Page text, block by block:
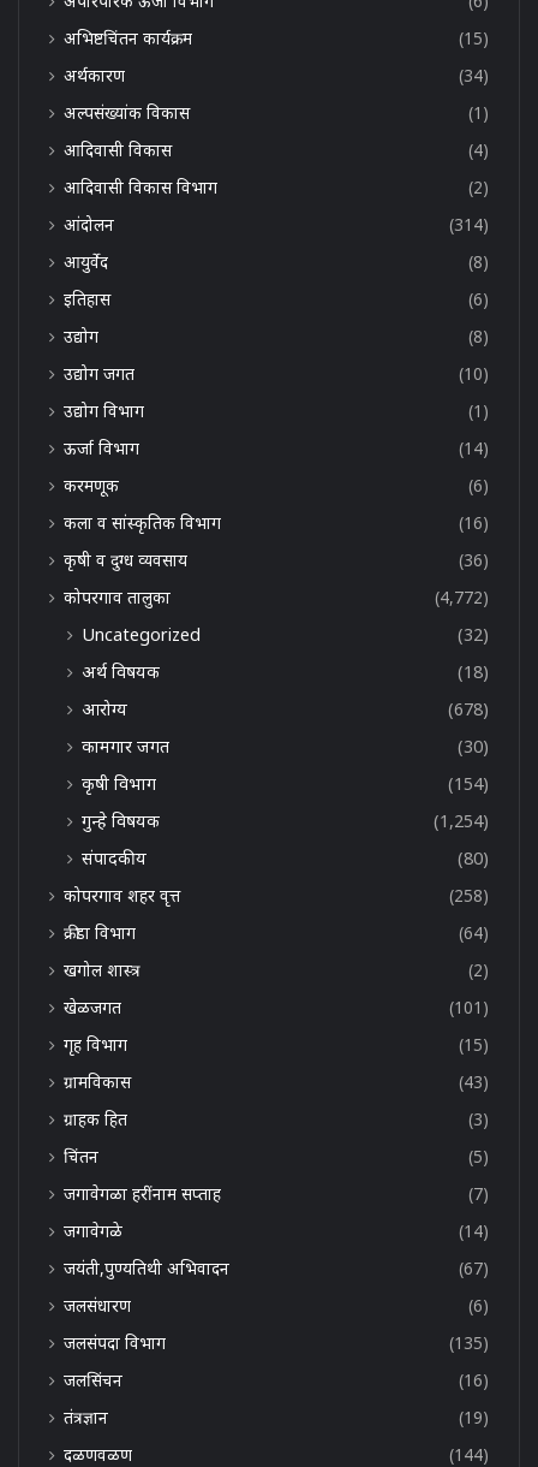
अभिष्टचिंतन कार्यक्रम
(15)
अर्थकारण
(34)
अल्पसंख्यांक विकास
(1)
आदिवासी विकास
(4)
आदिवासी विकास विभाग
(2)
आंदोलन
(314)
आयुर्वेद
(8)
इतिहास
(6)
उद्योग
(8)
उद्योग जगत
(10)
उद्योग विभाग
(1)
ऊर्जा विभाग
(14)
करमणूक
(6)
कला व सांस्कृतिक विभाग
(16)
कृषी व दुग्ध व्यवसाय
(36)
कोपरगाव तालुका
(4,772)
Uncategorized
(32)
अर्थ विषयक
(18)
आरोग्य
(678)
कामगार जगत
(30)
कृषी विभाग
(154)
गुन्हे विषयक
(1,254)
संपादकीय
(80)
कोपरगाव शहर वृत्त
(258)
क्रीडा विभाग
(64)
खगोल शास्त्र
(2)
खेळजगत
(101)
गृह विभाग
(15)
ग्रामविकास
(43)
ग्राहक हित
(3)
चिंतन
(5)
जगावेगळा हरींनाम सप्ताह
(7)
जगावेगळे
(14)
जयंती,पुण्यतिथी अभिवादन
(67)
जलसंधारण
(6)
जलसंपदा विभाग
(135)
जलसिंचन
(16)
तंत्रज्ञान
(19)
दळणवळण
(144)